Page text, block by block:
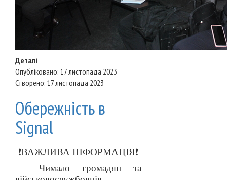
Деталі
Опубліковано: 17 листопада 2023
Створено: 17 листопада 2023
Обережність в
Signal
❗️ВАЖЛИВА ІНФОРМАЦІЯ❗
Чимало громадян та